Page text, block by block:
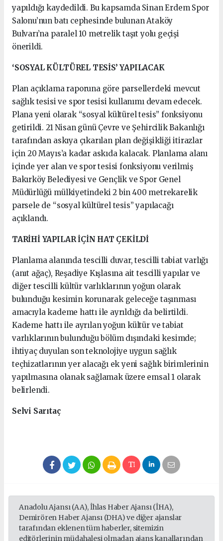
yapıldığı kaydedildi. Bu kapsamda Sinan Erdem Spor
Salonu’nun batı cephesinde bulunan Ataköy
Bulvarı’na paralel 10 metrelik taşıt yolu geçişi
önerildi.
‘SOSYAL KÜLTÜREL TESİS’ YAPILACAK
Plan açıklama raporuna göre parsellerdeki mevcut
sağlık tesisi ve spor tesisi kullanımı devam edecek.
Plana yeni olarak “sosyal kültürel tesis” fonksiyonu
getirildi. 21 Nisan günü Çevre ve Şehircilik Bakanlığı
tarafından askıya çıkarılan plan değişikliği itirazlar
için 20 Mayıs’a kadar askıda kalacak. Planlama alanı
içinde yer alan ve spor tesisi fonksiyonu verilmiş
Bakırköy Belediyesi ve Gençlik ve Spor Genel
Müdürlüğü mülkiyetindeki 2 bin 400 metrekarelik
parsele de “sosyal kültürel tesis” yapılacağı
açıklandı.
TARİHİ YAPILAR İÇİN HAT ÇEKİLDİ
Planlama alanında tescilli duvar, tescilli tabiat varlığı
(anıt ağaç), Reşadiye Kışlasına ait tescilli yapılar ve
diğer tescilli kültür varlıklarının yoğun olarak
bulunduğu kesimin korunarak geleceğe taşınması
amacıyla kademe hattı ile ayrıldığı da belirtildi.
Kademe hattı ile ayrılan yoğun kültür ve tabiat
varlıklarının bulunduğu bölüm dışındaki kesimde;
ihtiyaç duyulan son teknolojiye uygun sağlık
teçhizatlarının yer alacağı ek yeni sağlık birimlerinin
yapılmasına olanak sağlamak üzere emsal 1 olarak
belirlendi.
Selvi Sarıtaç
Anadolu Ajansı (AA), İhlas Haber Ajansı (İHA),
Demirören Haber Ajansı (DHA) ve diğer ajanslar
tarafından eklenen tüm haberler, sitemizin
editörlerinin müdahalesi olmadan ajans kanallarından